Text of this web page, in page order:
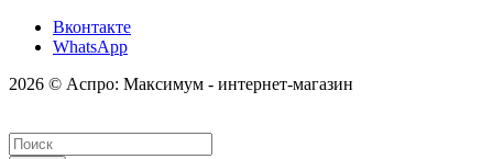
Вконтакте
WhatsApp
2026 © Аспро: Максимум - интернет-магазин